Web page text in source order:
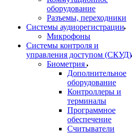
оборудование
Разъемы, переходники
Системы аудиорегистрации
Микрофоны
Системы контроля и
управления доступом (СКУД)
Биометрия
Дополнительное
оборудование
Контроллеры и
терминалы
Программное
обеспечение
Считыватели